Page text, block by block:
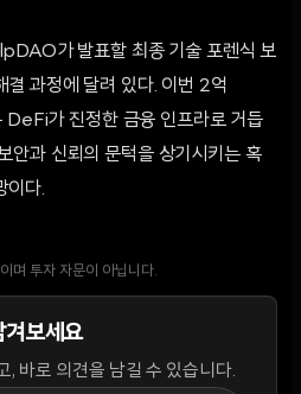
가 발표할 최종 기술 포렌식 보
결 과정에 달려 있다. 이번 2억
가 진정한 금융 인프라로 거듭
안과 신뢰의 문턱을 상기시키는 혹
이다.
며 투자 자문이 아닙니다.
겨보세요
, 바로 의견을 남길 수 있습니다.